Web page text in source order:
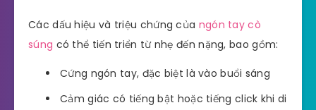
Các dấu hiệu và triệu chứng của ngón tay cò
súng có thể tiến triển từ nhẹ đến nặng, bao gồm:
Cứng ngón tay, đặc biệt là vào buổi sáng
Cảm giác có tiếng bật hoặc tiếng click khi di